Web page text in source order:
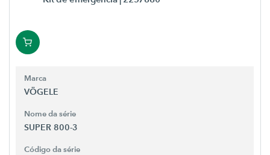
Marca
VÖGELE
Nome da série
SUPER 800-3
Código da série